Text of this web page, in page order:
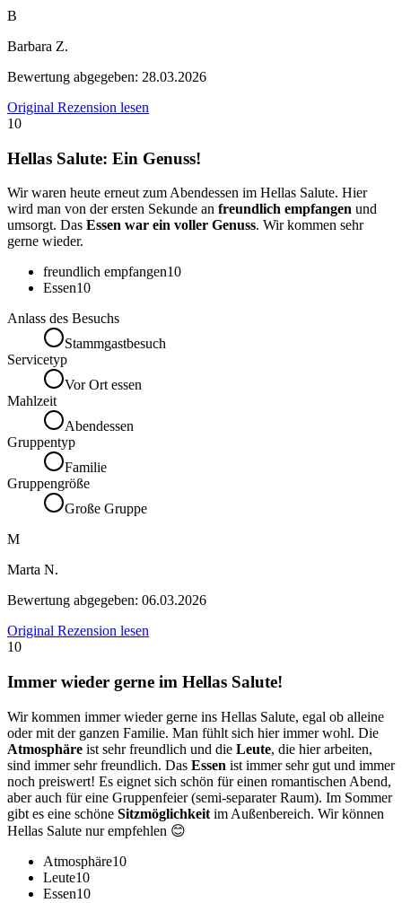
B
Barbara Z.
Bewertung abgegeben: 28.03.2026
Original Rezension lesen
10
Hellas Salute: Ein Genuss!
Wir waren heute erneut zum Abendessen im Hellas Salute. Hier
wird man von der ersten Sekunde an freundlich empfangen und
umsorgt. Das Essen war ein voller Genuss. Wir kommen sehr
gerne wieder.
freundlich empfangen10
Essen10
Anlass des Besuchs
Stammgastbesuch
Servicetyp
Vor Ort essen
Mahlzeit
Abendessen
Gruppentyp
Familie
Gruppengröße
Große Gruppe
M
Marta N.
Bewertung abgegeben: 06.03.2026
Original Rezension lesen
10
Immer wieder gerne im Hellas Salute!
Wir kommen immer wieder gerne ins Hellas Salute, egal ob alleine
oder mit der ganzen Familie. Man fühlt sich hier immer wohl. Die
Atmosphäre ist sehr freundlich und die Leute, die hier arbeiten,
sind immer sehr freundlich. Das Essen ist immer sehr gut und immer
noch preiswert! Es eignet sich schön für einen romantischen Abend,
aber auch für eine Gruppenfeier (semi-separater Raum). Im Sommer
gibt es eine schöne Sitzmöglichkeit im Außenbereich. Wir können
Hellas Salute nur empfehlen 😊
Atmosphäre10
Leute10
Essen10